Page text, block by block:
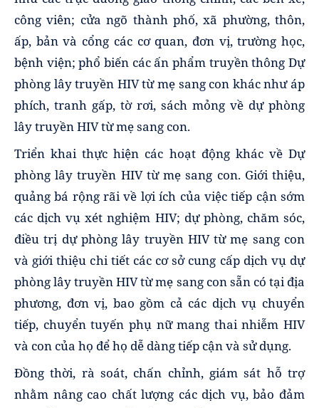
công viên; cửa ngõ thành phố, xã phường, thôn,
ấp, bản và cổng các cơ quan, đơn vị, trường học,
bệnh viện; phổ biến các ấn phẩm truyền thông Dự
phòng lây truyền HIV từ mẹ sang con khác như áp
phích, tranh gấp, tờ rơi, sách mỏng về dự phòng
lây truyền HIV từ mẹ sang con.
Triển khai thực hiện các hoạt động khác về Dự
phòng lây truyền HIV từ mẹ sang con. Giới thiệu,
quảng bá rộng rãi về lợi ích của việc tiếp cận sớm
các dịch vụ xét nghiệm HIV; dự phòng, chăm sóc,
điều trị dự phòng lây truyền HIV từ mẹ sang con
và giới thiệu chi tiết các cơ sở cung cấp dịch vụ dự
phòng lây truyền HIV từ mẹ sang con sẵn có tại địa
phương, đơn vị, bao gồm cả các dịch vụ chuyển
tiếp, chuyển tuyến phụ nữ mang thai nhiễm HIV
và con của họ để họ dễ dàng tiếp cận và sử dụng.
Đồng thời, rà soát, chấn chỉnh, giám sát hỗ trợ
nhằm nâng cao chất lượng các dịch vụ, bảo đảm